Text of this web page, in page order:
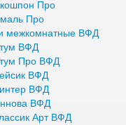
Про
Про
межкомнатные ВФД
ВФД
Про ВФД
ВФД
ВФД
ВФД
Арт ВФД